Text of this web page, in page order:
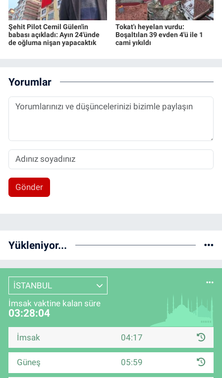
Şehit Pilot Cemil Gülen'in
babası açıkladı: Ayın 24'ünde
de oğluma nişan yapacaktık
Tokat'ı heyelan vurdu:
Boşaltılan 39 evden 4'ü ile 1
cami yıkıldı
Yorumlar
Gönder
Yükleniyor...
İSTANBUL
İmsak vaktine kalan süre
03:28:03
İmsak 04:17
Güneş 05:59